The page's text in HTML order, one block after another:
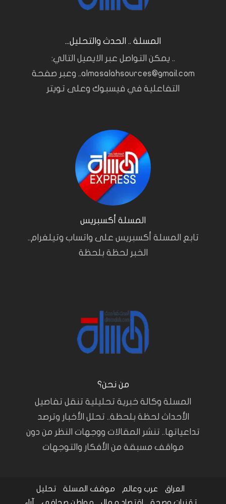
المسلة .. الحدث والتحليل...
.. يمكن التواصل عبر الايميل التالي:
almasalahsources@gmail.com.. وعبر صفحة
التفاعلية في فيسبوك وعلى تويتر
المسلة أكسبريس
تابع المسلة أكسبريس على واتساب وتيلغرام..
الخبر لحظة بلحظة
من نحن؟
المسلة وكالة خبرية تحليلية تنقل تفاصيل
الأحداث لحظة بلحظة.. تحلل الأخبار وترصد
تداعياتها.. تنشر المقالات ووجهات النظر من دون
مواقف مسبقة من الأفكار والتوجهات
العراق عرب وعالم موقف المسلة
تحليل